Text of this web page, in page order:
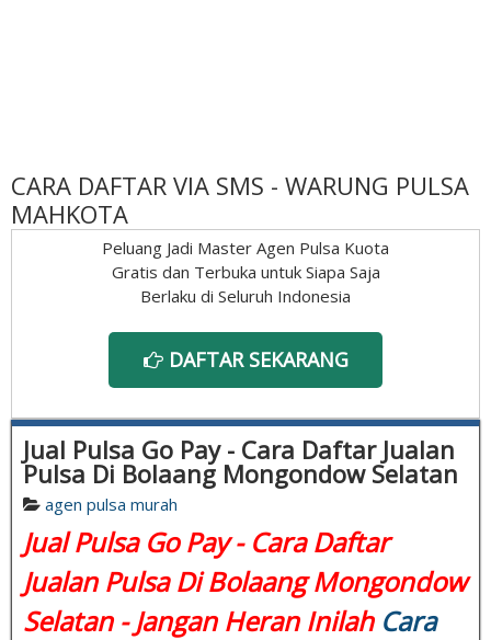
CARA DAFTAR VIA SMS - WARUNG PULSA
MAHKOTA
Peluang Jadi Master Agen Pulsa Kuota
Gratis dan Terbuka untuk Siapa Saja
Berlaku di Seluruh Indonesia
DAFTAR SEKARANG
Jual Pulsa Go Pay - Cara Daftar Jualan
Pulsa Di Bolaang Mongondow Selatan
agen pulsa murah
Jual Pulsa Go Pay - Cara Daftar
Jualan Pulsa Di Bolaang Mongondow
Selatan - Jangan Heran Inilah Cara